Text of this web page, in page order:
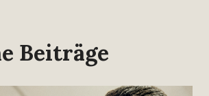
Beiträge